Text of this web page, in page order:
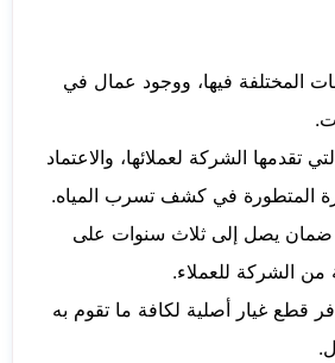
المختلفة فيها، ووجود عمال في
تقدمها الشركة لعملائها، والاعتماد
المتطورة في كشف تسرب المياه.
ضمان يصل إلى ثلاث سنوات على
من الشركة للعملاء.
قطع غيار أصلية لكافة ما تقوم به